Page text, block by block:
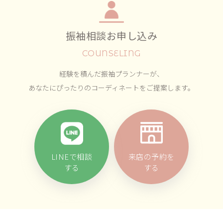
来店の予約を
する
振袖相談お申し込み
COUNSELING
経験を積んだ振袖プランナーが、
あなたにぴったりのコーディネートをご提案します。
LINEで相談
する